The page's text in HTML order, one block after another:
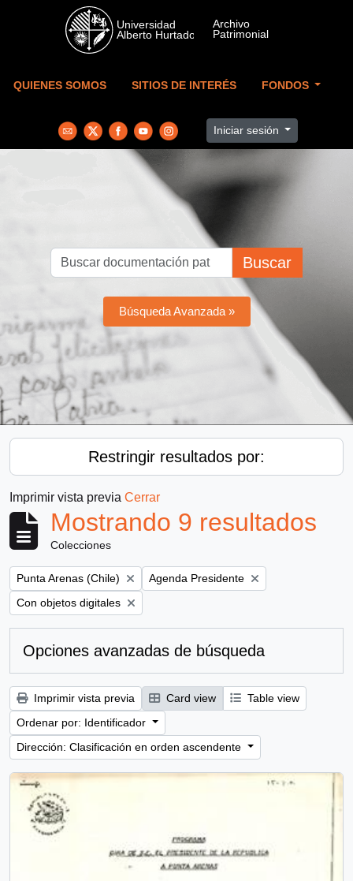
Skip to main content
QUIENES SOMOS SITIOS DE INTERÉS FONDOS
Iniciar sesión
Buscar
Búsqueda Avanzada »
Restringir resultados por:
Imprimir vista previa Cerrar
Mostrando 9 resultados
Colecciones
Remove filter:
Punta Arenas (Chile) Remove filter:
Agenda Presidente
Remove filter:
Con objetos digitales
Opciones avanzadas de búsqueda
Imprimir vista previa Card view
Table view
Ordenar por: Identificador
Dirección: Clasificación en orden ascendente